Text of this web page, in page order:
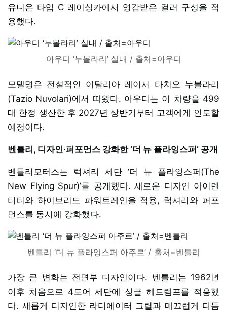
유니온 타입 C 레이싱카에서 영감받은 컬러 구성을 적
용했다.
아우디 ‘누볼라리’ 실내 / 출처=아우디
모델명은 전설적인 이탈리아 레이서 타치오 누볼라리
(Tazio Nuvolari)에서 따왔다. 아우디는 이 차량을 499
대 한정 생산한 후 2027년 상반기부터 고객에게 인도할
예정이다.
벤틀리, 디자인·퍼포먼스 강화한 ‘더 뉴 플라잉스퍼’ 공개
벤틀리모터스는 럭셔리 세단 ‘더 뉴 플라잉스퍼(The
New Flying Spur)’를 공개했다. 새로운 디자인 아이덴
티티와 하이브리드 파워트레인을 적용, 럭셔리와 퍼포
먼스를 동시에 강화했다.
벤틀리 ‘더 뉴 플라잉스퍼 아주르’ / 출처=벤틀리
가장 큰 변화는 전면부 디자인이다. 벤틀리는 1962년
이후 처음으로 4도어 세단에 싱글 헤드램프를 적용했
다. 새롭게 디자인한 라디에이터 그릴과 매끄럽게 다듬